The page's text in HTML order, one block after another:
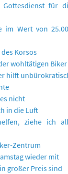
Gottesdienst für
im Wert von
Korsos
wohltätigen Biker
hilft
nicht
in die Luft
ziehe ich
Zentrum
wieder mit
großer Preis sind